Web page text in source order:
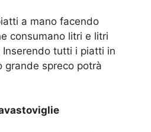
a mano facendo
consumano litri e litri
tutti i piatti in
grande spreco potrà